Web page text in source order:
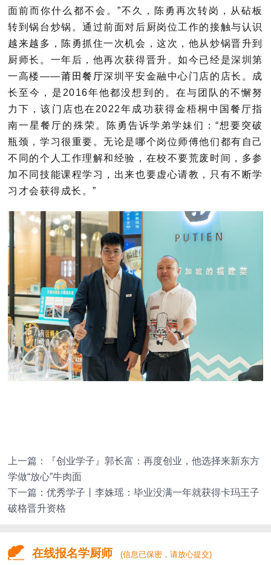
面前而你什么都不会。”不久，陈勇再次转岗，从砧板
转到锅台炒锅。通过前面对后厨岗位工作的接触与认识
越来越多，陈勇抓住一次机会，这次，他从炒锅晋升到
厨师长。 一年后，他再次获得晋升。如今已经是深圳第
一高楼——莆田餐厅深圳平安金融中心门店的店长。成
长至今，是2016年他都没想到的。在与团队的不懈努
力下，该门店也在2022年成功获得金梧桐中国餐厅指
南一星餐厅的殊荣。
陈勇告诉学弟学妹们：“想要突破
瓶颈，学习很重要。无论是哪个岗位师傅他们都有自己
不同的个人工作理解和经验，在校不要荒废时间，多参
加不同技能课程学习，出来也要虚心请教，只有不断学
习才会获得成长。”
上一篇：
『创业学子』郭长富：再度创业，他选择来新东方
学做“放心”牛肉面
下一篇：优秀学子丨李姝瑶：毕业没满一年就获得卡玛王子
破格晋升资格
在线报名学厨师 (信息已保密，请放心提交)